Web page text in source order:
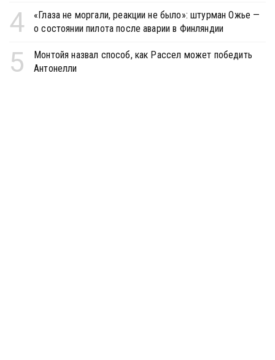
4
«Глаза не моргали, реакции не было»: штурман Ожье —
о состоянии пилота после аварии в Финляндии
5
Монтойя назвал способ, как Рассел может победить
Антонелли